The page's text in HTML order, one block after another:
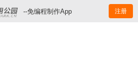
--免编程制作App 注册